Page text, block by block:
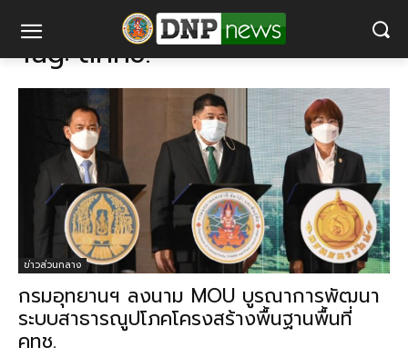
Tag:สคทช.
ข่าวส่วนกลาง
กรมอุทยานฯ​ ลงนาม MOU บูรณาการพัฒนา
ระบบสาธารณูปโภคโครงสร้างพื้นฐานพื้นที่
คทช.